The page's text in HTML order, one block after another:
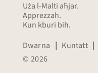
Uża l-Malti aħjar.
Apprezzah.
Kun kburi bih.
Dwarna | Kuntatt |
© 2026